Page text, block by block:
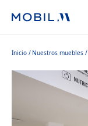
Inicio Nuestros muebles